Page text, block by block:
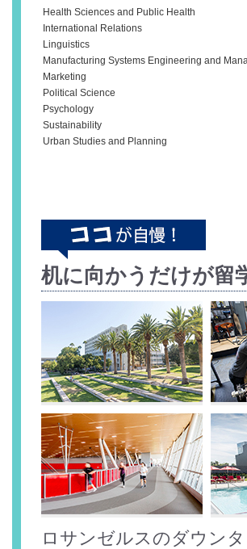
Health Sciences and Public Health
International Relations
Linguistics
Manufacturing Systems Engineering and
Marketing
Political Science
Psychology
Sustainability
Urban Studies and Planning
机に向かうだけが留
ロサンゼルスのダウン